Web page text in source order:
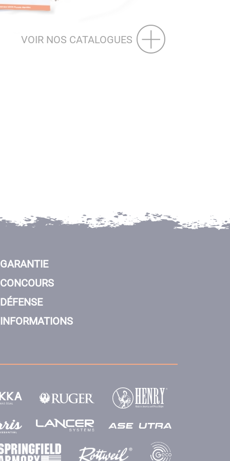
VOIR NOS CATALOGUES
GARANTIE
CONCOURS
DÉFENSE
INFORMATIONS